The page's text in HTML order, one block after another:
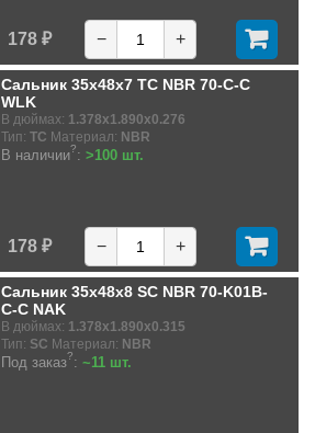
178 ₽ − +
Сальник 35x48x7 TC NBR 70-C-C
WLK
В дюймах: 1.378x1.890x0.276
Тип: TC Материал: NBR
В наличии?: >100 шт.
178 ₽ − +
Сальник 35x48x8 SC NBR 70-K01B-
C-C NAK
В дюймах: 1.378x1.890x0.315
Тип: SC Материал: NBR
Под заказ?: ~11 шт.